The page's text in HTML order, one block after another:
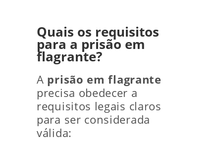
Quais os requisitos
para a prisão em
flagrante?
A prisão em flagrante
precisa obedecer a
requisitos legais claros
para ser considerada
válida: